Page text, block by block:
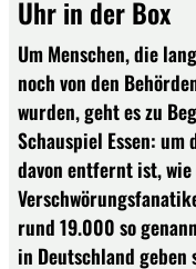
Uhr in der Box
Um Menschen, die
noch von den
wurden, geht es zu
Schauspiel Essen: um
davon entfernt ist,
rund 19.000 so
in Deutschland geben